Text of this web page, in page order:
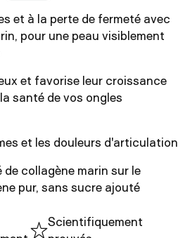
et à la perte de fermeté avec
pour une peau visiblement
et favorise leur croissance
santé de vos ongles
et les douleurs d'articulation
de collagène marin sur le
pur, sans sucre ajouté
Scientifiquement